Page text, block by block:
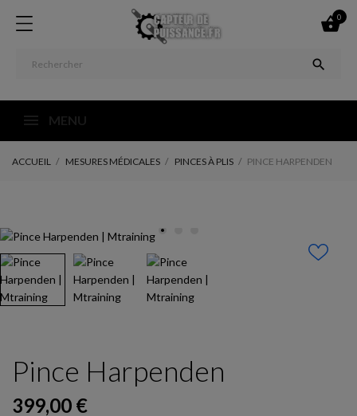

0

MENU
ACCUEIL MESURES MÉDICALES PINCES À PLIS PINCE HARPENDEN
Pince Harpenden
399,00 €